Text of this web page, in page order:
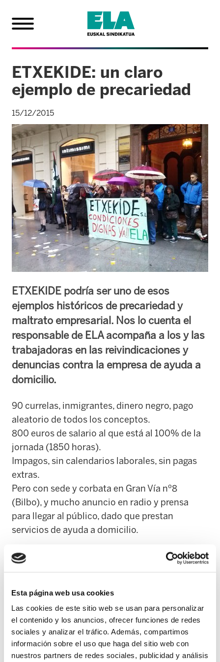
Esta página web usa cookies
Las cookies de este sitio web se usan para personalizar
el contenido y los anuncios, ofrecer funciones de redes
sociales y analizar el tráfico. Además, compartimos
información sobre el uso que haga del sitio web con
nuestros partners de redes sociales, publicidad y análisis
ETXEKIDE: un claro
ejemplo de precariedad
15/12/2015
ETXEKIDE podría ser uno de esos
ejemplos históricos de precariedad y
maltrato empresarial. Nos lo cuenta el
responsable de ELA acompaña a los y las
trabajadoras en las reivindicaciones y
denuncias contra la empresa de ayuda a
domicilio.
90 currelas, inmigrantes, dinero negro, pago
aleatorio de todos los conceptos.
800 euros de salario al que está al 100% de la
jornada (1850 horas).
Impagos, sin calendarios laborales, sin pagas
extras.
Pero con sede y corbata en Gran Vía nº8
(Bilbo), y mucho anuncio en radio y prensa
para llegar al público, dado que prestan
servicios de ayuda a domicilio.
Hace dos años, ante esta situación, metimos
preaviso de elecciones. La empresa no
delegados bajo la sigla de Concesiones
Obreras. Desde la votación oficialmente como
sindicato desaparece, y quedan como son:
¡empresa!